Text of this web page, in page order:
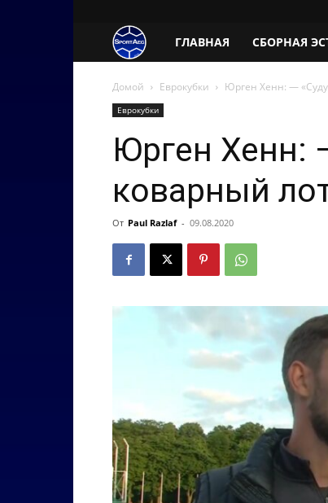
SportAeg.EE
ГЛАВНАЯ СБОРНАЯ
Домой Еврокубки Юрген Хенн: —
Еврокубки
Юрген Хенн:
коварный
От Paul Razlaf - 09.08.2020